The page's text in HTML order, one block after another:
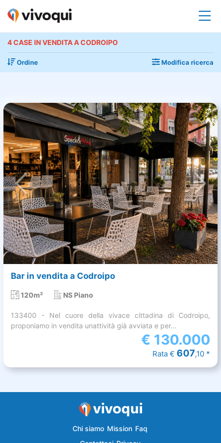
4 CASE IN VENDITA A CODROIPO
Ordine Modifica ricerca
Bar in vendita a Codroipo
120m² NS Piano
133400 - Nel cuore della vivace cittadina di Codroipo,
proponiamo in vendita unattività già avviata e per...
€ 130.000
Rata € 607,10 *
Chi siamo Mission Faq